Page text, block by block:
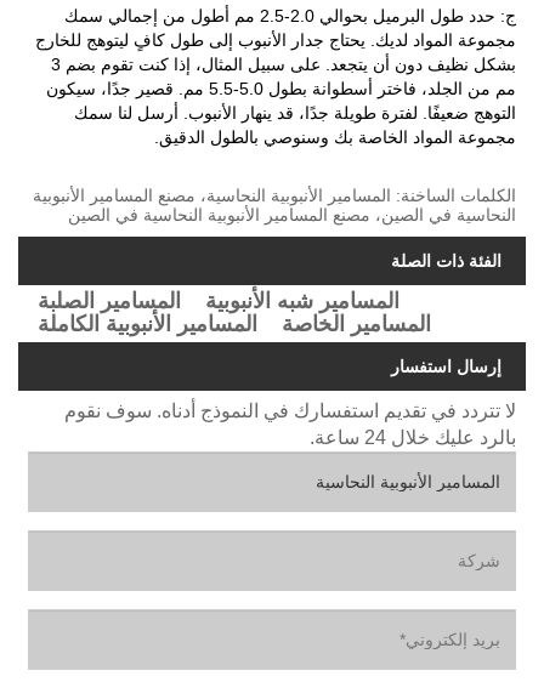
ج: حدد طول البرميل بحوالي 2.0-2.5 مم أطول من إجمالي سمك
مجموعة المواد لديك. يحتاج جدار الأنبوب إلى طول كافٍ ليتوهج للخارج
بشكل نظيف دون أن يتجعد. على سبيل المثال، إذا كنت تقوم بضم 3
مم من الجلد، فاختر أسطوانة بطول 5.0-5.5 مم. قصير جدًا، سيكون
التوهج ضعيفًا. لفترة طويلة جدًا، قد ينهار الأنبوب. أرسل لنا سمك
مجموعة المواد الخاصة بك وسنوصي بالطول الدقيق.
الكلمات الساخنة: المسامير الأنبوبية النحاسية، مصنع المسامير الأنبوبية
النحاسية في الصين، مصنع المسامير الأنبوبية النحاسية في الصين
الفئة ذات الصلة
المسامير الصلبة
المسامير شبه الأنبوبية
المسامير الأنبوبية الكاملة
المسامير الخاصة
إرسال استفسار
لا تتردد في تقديم استفسارك في النموذج أدناه. سوف نقوم
بالرد عليك خلال 24 ساعة.